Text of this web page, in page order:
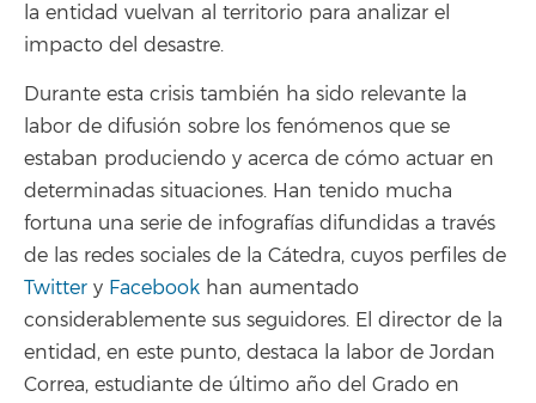
la entidad vuelvan al territorio para analizar el
impacto del desastre.
Durante esta crisis también ha sido relevante la
labor de difusión sobre los fenómenos que se
estaban produciendo y acerca de cómo actuar en
determinadas situaciones. Han tenido mucha
fortuna una serie de infografías difundidas a través
de las redes sociales de la Cátedra, cuyos perfiles de
Twitter y Facebook han aumentado
considerablemente sus seguidores. El director de la
entidad, en este punto, destaca la labor de Jordan
Correa, estudiante de último año del Grado en